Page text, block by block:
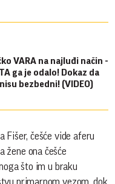
VARA na najluđi način -
ga je odalo! Dokaz da
bezbedni! (VIDEO)
Fišer, češće vide aferu
žene ona češće
što im u braku
primarnom vezom, dok